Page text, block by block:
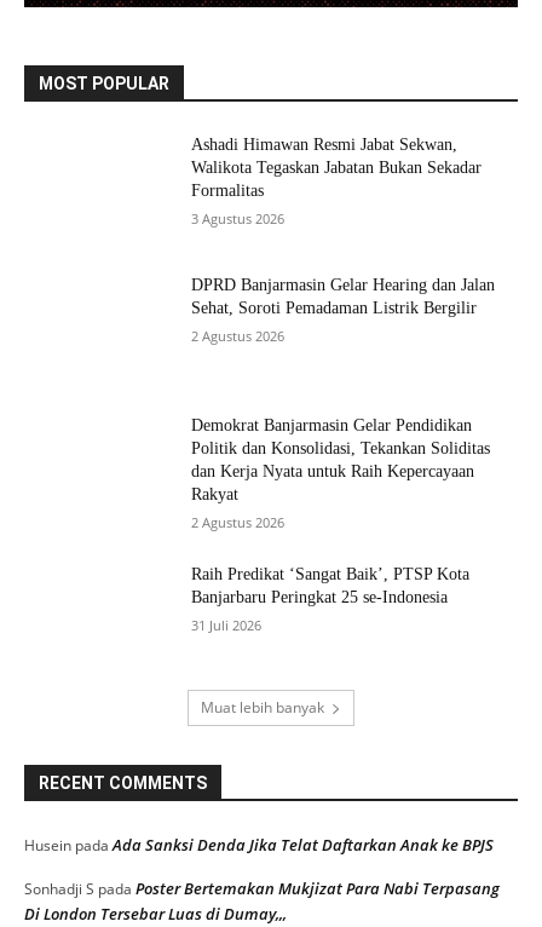
MOST POPULAR
Ashadi Himawan Resmi Jabat Sekwan,
Walikota Tegaskan Jabatan Bukan Sekadar
Formalitas
3 Agustus 2026
DPRD Banjarmasin Gelar Hearing dan Jalan
Sehat, Soroti Pemadaman Listrik Bergilir
2 Agustus 2026
Demokrat Banjarmasin Gelar Pendidikan
Politik dan Konsolidasi, Tekankan Soliditas
dan Kerja Nyata untuk Raih Kepercayaan
Rakyat
2 Agustus 2026
Raih Predikat ‘Sangat Baik’, PTSP Kota
Banjarbaru Peringkat 25 se-Indonesia
31 Juli 2026
Muat lebih banyak
RECENT COMMENTS
Husein padaAda Sanksi Denda Jika Telat Daftarkan Anak ke BPJS
Sonhadji S pada Poster Bertemakan Mukjizat Para Nabi Terpasang
Di London Tersebar Luas di Dumay,,,